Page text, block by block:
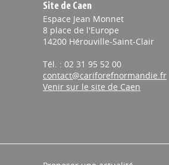
Site de Caen
Espace Jean Monnet
8 place de l'Europe
14200 Hérouville-Saint-Clair
Tél. : 02 31 95 52 00
contact@cariforefnormandie.fr
Venir sur le site de Caen